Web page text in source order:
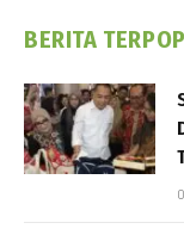
BERITA